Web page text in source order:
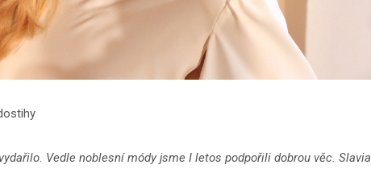
Vedle noblesní módy jsme I letos podpořili dobrou věc. Slavia